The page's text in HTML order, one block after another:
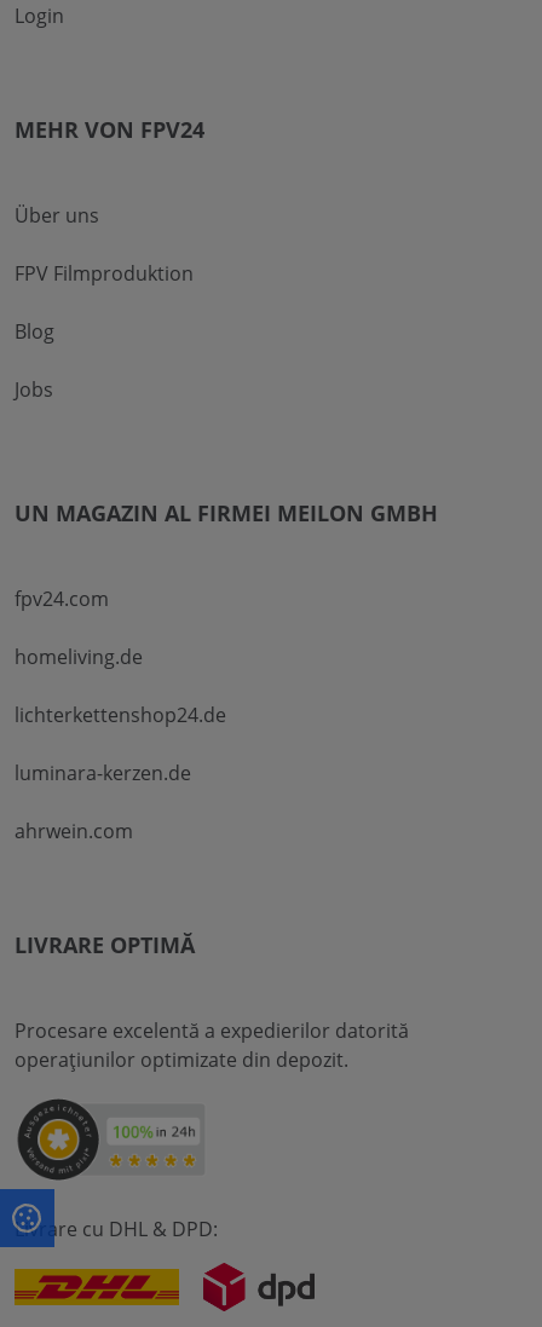
Login
MEHR VON FPV24
Über uns
FPV Filmproduktion
Blog
Jobs
UN MAGAZIN AL FIRMEI MEILON GMBH
fpv24.com
homeliving.de
lichterkettenshop24.de
luminara-kerzen.de
ahrwein.com
LIVRARE OPTIMĂ
Procesare excelentă a expedierilor datorită
operațiunilor optimizate din depozit.
Livrare cu DHL & DPD: